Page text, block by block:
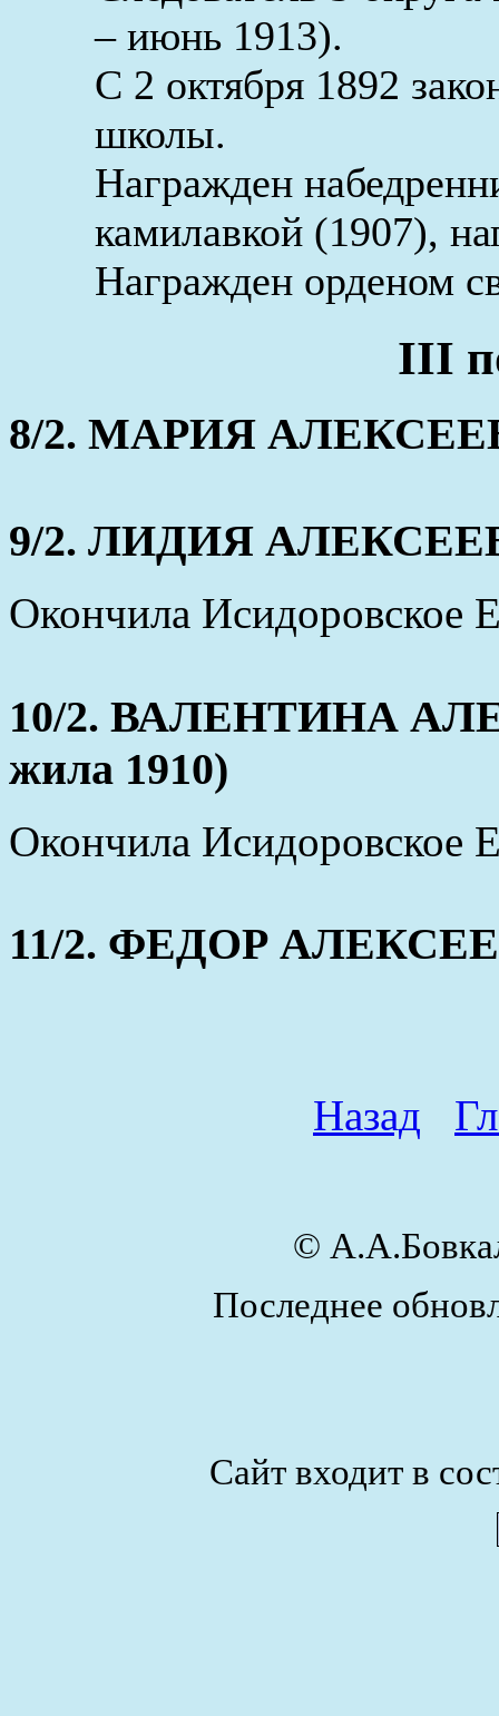
– июнь 1913).
С 2 октября 1892
школы.
Награжден
камилавкой (1907),
Награжден орденом
III
8/2. МАРИЯ
9/2. ЛИДИЯ
Окончила
10/2. ВАЛЕНТИНА
жила 1910)
Окончила
11/2. ФЕДОР
Назад
©
Последнее
Сайт входит в